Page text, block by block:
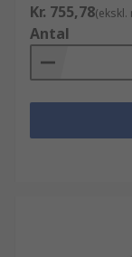
Kr. 755,78(ekskl.
Antal